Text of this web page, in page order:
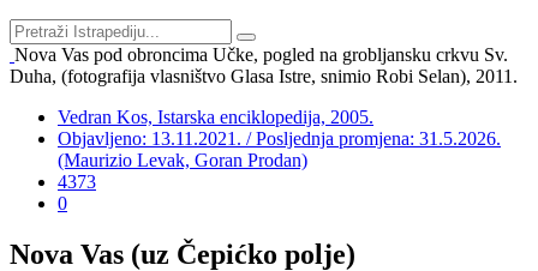
Nova Vas pod obroncima Učke, pogled na grobljansku crkvu Sv.
Duha, (fotografija vlasništvo Glasa Istre, snimio Robi Selan), 2011.
Vedran Kos, Istarska enciklopedija, 2005.
Objavljeno: 13.11.2021. / Posljednja promjena: 31.5.2026.
(Maurizio Levak, Goran Prodan)
4373
0
Nova Vas (uz Čepićko polje)